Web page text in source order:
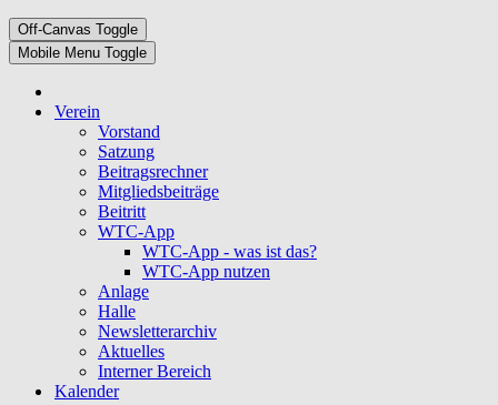
Off-Canvas Toggle
Mobile Menu Toggle
Verein
Vorstand
Satzung
Beitragsrechner
Mitgliedsbeiträge
Beitritt
WTC-App
WTC-App - was ist das?
WTC-App nutzen
Anlage
Halle
Newsletterarchiv
Aktuelles
Interner Bereich
Kalender